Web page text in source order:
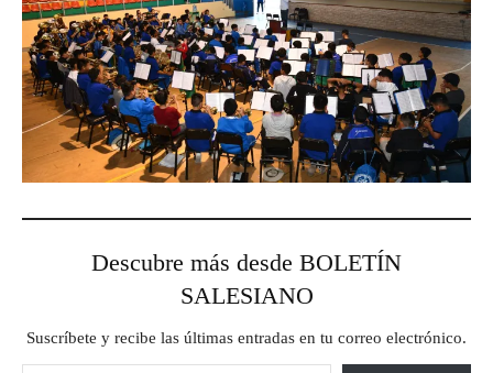
Descubre más desde BOLETÍN
SALESIANO
Suscríbete y recibe las últimas entradas en tu correo electrónico.
Escribe tu correo electrónico…